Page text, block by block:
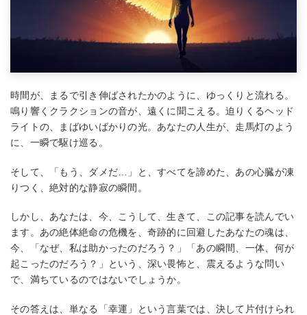
時間が、まるで引き伸ばされたかのように、ゆっくりと流れる。
鳴り響くクラクションの音が、遠くに聞こえる。迫りくるヘッド
ライトの、まばゆいばかりの光。あなたの人生が、走馬灯のよう
に、一瞬で駆け巡る。
そして、「もう、ダメだ…」と、すべてを諦めた、あの心臓が凍
りつく、絶対的な静寂の瞬間。
しかし、あなたは、今、こうして、生きて、この記事を読んでい
ます。あの絶体絶命の危機を、奇跡的に回避したあなたの魂は、
今、「なぜ、私は助かったのだろう？」「あの瞬間、一体、何が
起こったのだろう？」という、深い畏怖と、震えるような問い
で、満ちているのではないでしょうか。
その答えは、単なる「幸運」という言葉では、決して片付けられ